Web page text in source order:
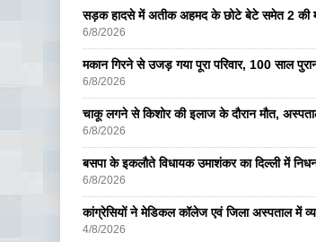
सड़क हादसे में अतीक अहमद के छोटे बेटे समेत 2 की
6/8/2026
मकान गिरने से उजड़ गया पूरा परिवार, 100 साल
6/8/2026
चाकू लगने से किशोर की इलाज के दौरान मौत,
6/8/2026
बसपा के इकलाैते विधायक उमाशंकर का दिल्ली में
6/8/2026
कांग्रेसियों ने मेडिकल कॉलेज एवं जिला अस्पताल में
4/8/2026